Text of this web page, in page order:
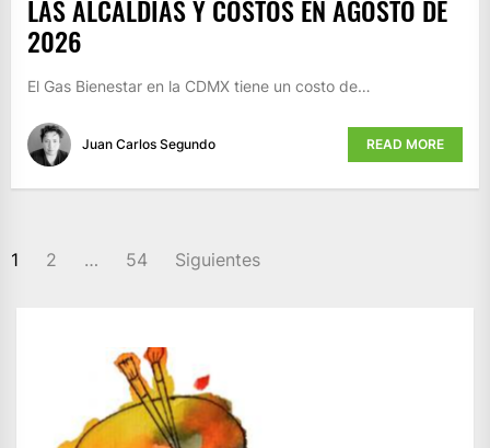
LAS ALCALDÍAS Y COSTOS EN AGOSTO DE
2026
El Gas Bienestar en la CDMX tiene un costo de…
Juan Carlos Segundo READ MORE
PAGINACIÓN
1 2 … 54 Siguientes